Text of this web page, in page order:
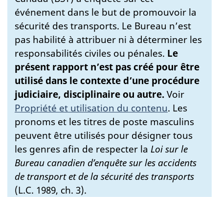
événement dans le but de promouvoir la
sécurité des transports. Le Bureau n’est
pas habilité à attribuer ni à déterminer les
responsabilités civiles ou pénales. Le
présent rapport n’est pas créé pour être
utilisé dans le contexte d’une procédure
judiciaire, disciplinaire ou autre.Voir
Propriété et utilisation du contenu. Les
pronoms et les titres de poste masculins
peuvent être utilisés pour désigner tous
les genres afin de respecter la Loi sur le
Bureau canadien d’enquête sur les accidents
de transport et de la sécurité des transports
(L.C. 1989, ch. 3).